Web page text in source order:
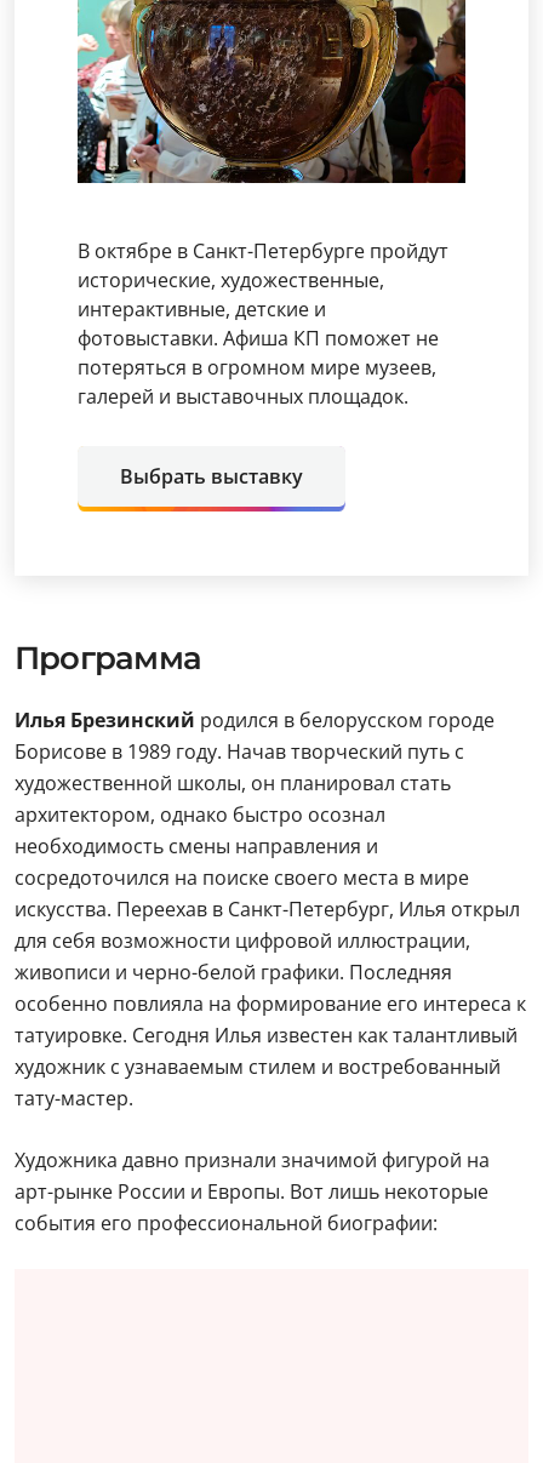
В октябре в Санкт-Петербурге пройдут
исторические, художественные,
интерактивные, детские и
фотовыставки. Афиша КП поможет не
потеряться в огромном мире музеев,
галерей и выставочных площадок.
Выбрать выставку
Программа
Илья Брезинский родился в белорусском городе
Борисове в 1989 году. Начав творческий путь с
художественной школы, он планировал стать
архитектором, однако быстро осознал
необходимость смены направления и
сосредоточился на поиске своего места в мире
искусства. Переехав в Санкт-Петербург, Илья открыл
для себя возможности цифровой иллюстрации,
живописи и черно-белой графики. Последняя
особенно повлияла на формирование его интереса к
татуировке. Сегодня Илья известен как талантливый
художник с узнаваемым стилем и востребованный
тату-мастер.
Художника давно признали значимой фигурой на
арт-рынке России и Европы. Вот лишь некоторые
события его профессиональной биографии: